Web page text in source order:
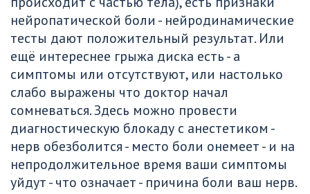
нейропатической боли - нейродинамические
тесты дают положительный результат. Или
ещё интереснее грыжа диска есть - а
симптомы или отсутствуют, или настолько
слабо выражены что доктор начал
сомневаться. Здесь можно провести
диагностическую блокаду с анестетиком -
нерв обезболится - место боли онемеет - и на
непродолжительное время ваши симптомы
уйдут - что означает - причина боли ваш нерв.